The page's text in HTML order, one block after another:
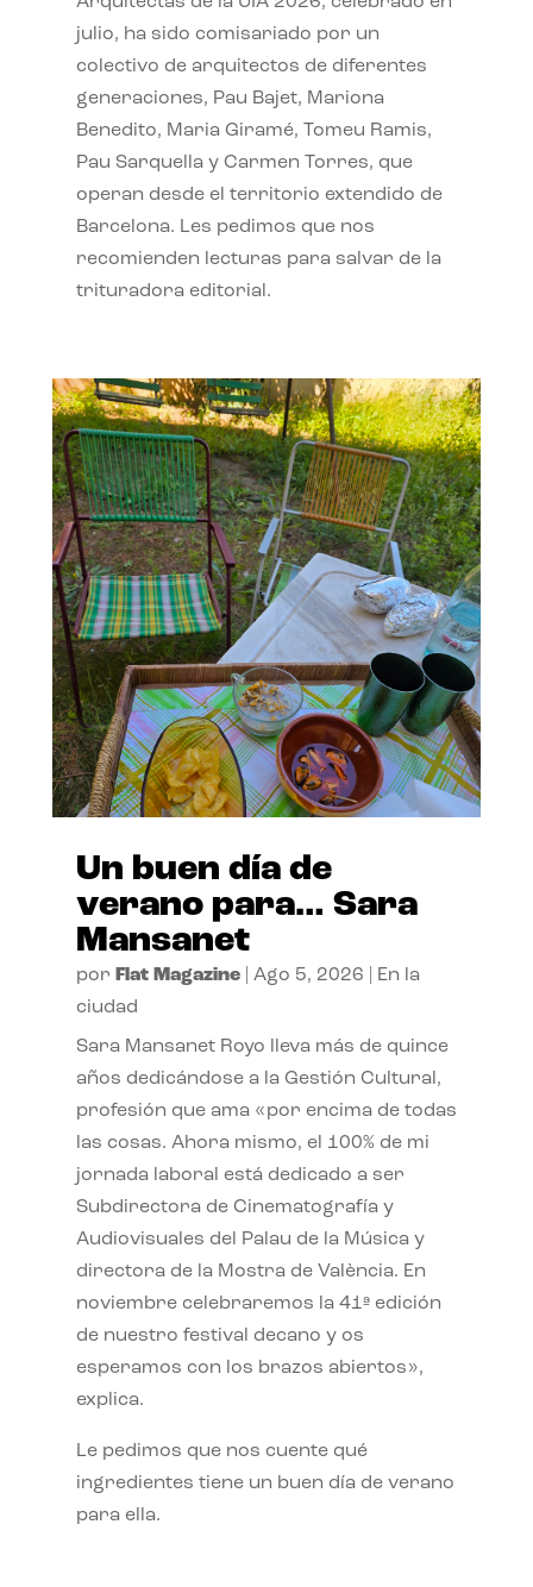
julio, ha sido comisariado por un
colectivo de arquitectos de diferentes
generaciones, Pau Bajet, Mariona
Benedito, Maria Giramé, Tomeu Ramis,
Pau Sarquella y Carmen Torres, que
operan desde el territorio extendido de
Barcelona. Les pedimos que nos
recomienden lecturas para salvar de la
trituradora editorial.
Un buen día de
verano para… Sara
Mansanet
por Flat Magazine| Ago 5, 2026
En la
ciudad
Sara Mansanet Royo lleva más de quince
años dedicándose a la Gestión Cultural,
profesión que ama «por encima de todas
las cosas. Ahora mismo, el 100% de mi
jornada laboral está dedicado a ser
Subdirectora de Cinematografía y
Audiovisuales del Palau de la Música y
directora de la Mostra de València. En
noviembre celebraremos la 41ª edición
de nuestro festival decano y os
esperamos con los brazos abiertos»,
explica.
Le pedimos que nos cuente qué
ingredientes tiene un buen día de verano
para ella.